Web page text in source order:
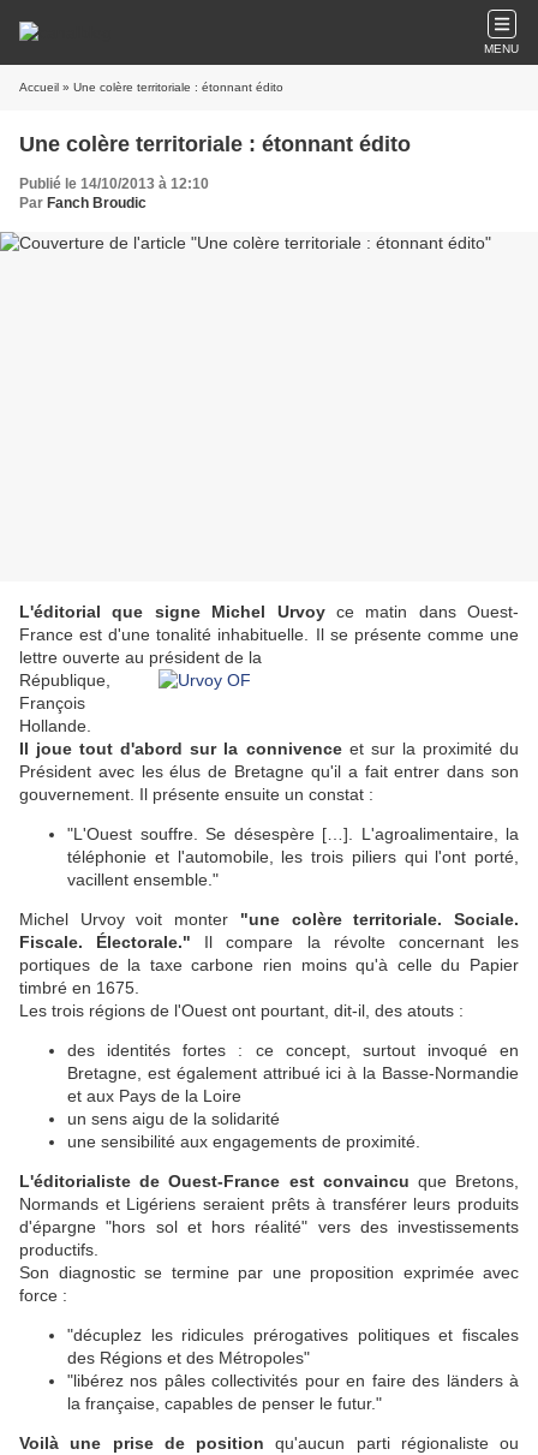
MENU
Accueil » Une colère territoriale : étonnant édito
Une colère territoriale : étonnant édito
Publié le 14/10/2013 à 12:10
Par Fanch Broudic
L'éditorial que signe Michel Urvoy ce matin dans Ouest-
France est d'une tonalité inhabituelle. Il se présente comme une
lettre ouverte au président de la
République,
François
Hollande.
Il joue tout d'abord sur la connivenceet sur la proximité du
Président avec les élus de Bretagne qu'il a fait entrer dans son
gouvernement. Il présente ensuite un constat :
"L'Ouest souffre. Se désespère […]. L'agroalimentaire, la
téléphonie et l'automobile, les trois piliers qui l'ont porté,
vacillent ensemble."
Michel Urvoy voit monter "une colère territoriale. Sociale.
Fiscale. Électorale." Il compare la révolte concernant les
portiques de la taxe carbone rien moins qu'à celle du Papier
timbré en 1675.
Les trois régions de l'Ouest ont pourtant, dit-il, des atouts :
des identités fortes : ce concept, surtout invoqué en
Bretagne, est également attribué ici à la Basse-Normandie
et aux Pays de la Loire
un sens aigu de la solidarité
une sensibilité aux engagements de proximité.
L'éditorialiste de Ouest-France est convaincu que Bretons,
Normands et Ligériens seraient prêts à transférer leurs produits
d'épargne "hors sol et hors réalité" vers des investissements
productifs.
Son diagnostic se termine par une proposition exprimée avec
force :
"décuplez les ridicules prérogatives politiques et fiscales
des Régions et des Métropoles"
"libérez nos pâles collectivités pour en faire des länders à
la française, capables de penser le futur."
Voilà une prise de position qu'aucun parti régionaliste ou